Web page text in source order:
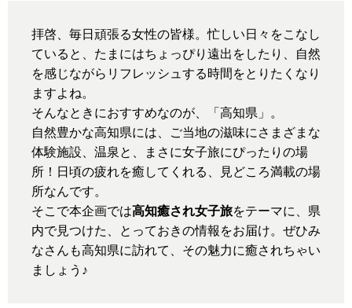
拝啓、毎日頑張る女性の皆様。忙しい日々をこなし
ていると、たまにはちょっぴり遠出をしたり、自然
を感じながらリフレッシュする時間をとりたくなり
ますよね。
そんなときにおすすめなのが、「高知県」。
自然豊かな高知県には、ご当地の滋味にさまざまな
体験施設、温泉と、まさに女子旅にぴったりの場
所！日頃の疲れを癒してくれる、見どころ満載の場
所なんです。
そこで本企画では高知癒され女子旅をテーマに、県
内で見つけた、とっておきの情報をお届け。ぜひみ
なさんも高知県に訪れて、その魅力に癒されちゃい
ましょう♪